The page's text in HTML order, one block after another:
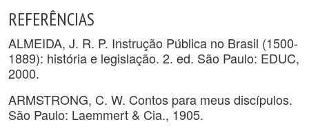
REFERÊNCIAS
ALMEIDA, J. R. P. Instrução Pública no Brasil (1500-
1889): história e legislação. 2. ed. São Paulo: EDUC,
2000.
ARMSTRONG, C. W. Contos para meus discípulos.
São Paulo: Laemmert & Cia., 1905.